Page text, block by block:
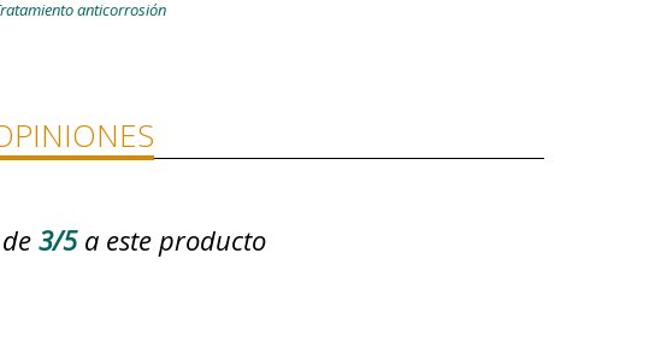
anticorrosión
3/5 a este producto